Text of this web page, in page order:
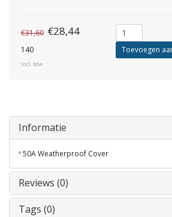
€31,60 €28,44
140
Incl. btw
Toevoegen
Informatie
º 50A Weatherproof Cover
Reviews (0)
Tags (0)